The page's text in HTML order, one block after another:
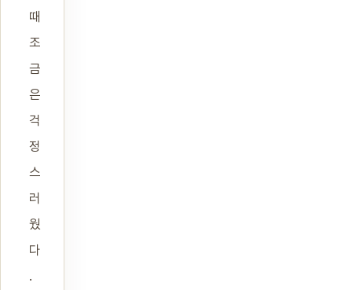
때
조
금
은
걱
정
스
러
웠
다
.